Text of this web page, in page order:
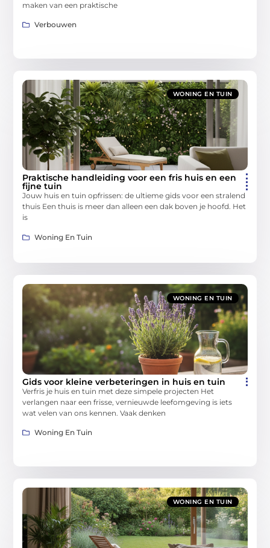
maken van een praktische
Verbouwen
WONING EN TUIN
Praktische handleiding voor een fris huis en een
fijne tuin
Jouw huis en tuin opfrissen: de ultieme gids voor een stralend
thuis Een thuis is meer dan alleen een dak boven je hoofd. Het
is
Woning En Tuin
WONING EN TUIN
Gids voor kleine verbeteringen in huis en tuin
Verfris je huis en tuin met deze simpele projecten Het
verlangen naar een frisse, vernieuwde leefomgeving is iets
wat velen van ons kennen. Vaak denken
Woning En Tuin
WONING EN TUIN